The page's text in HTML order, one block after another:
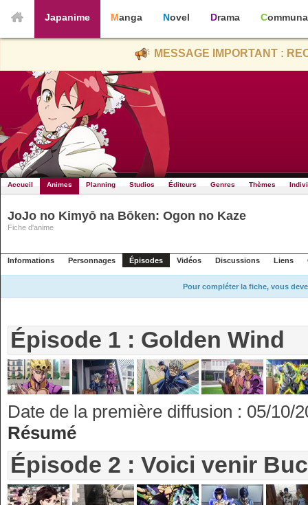
Japanime Manga Novel Drama
MESSAGE IMPORTANT :
Accueil Animes Planning Studios Éditeurs Genres Thèmes
JoJo no Kimyō na Bōken: Ogon no Kaze
Fiche d'anime
Informations Personnages Épisodes Vidéos Discussions Liens
Pour compléter la fiche, vous
Épisode 1 : Golden Wind
Date de la première diffusion : 05/10/
Résumé
Épisode 2 : Voici venir